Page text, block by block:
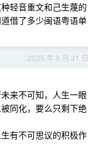
轻音重文和己生蔑的
借了多少闽语粤语单
2025 年 8 月 31 日
来不可知，人生一眼
同化，要么只剩下绝
有不可思议的积极作